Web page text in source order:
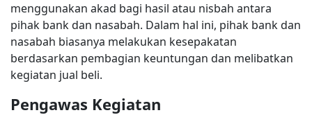
menggunakan akad bagi hasil atau nisbah antara
pihak bank dan nasabah. Dalam hal ini, pihak bank dan
nasabah biasanya melakukan kesepakatan
berdasarkan pembagian keuntungan dan melibatkan
kegiatan jual beli.
Pengawas Kegiatan